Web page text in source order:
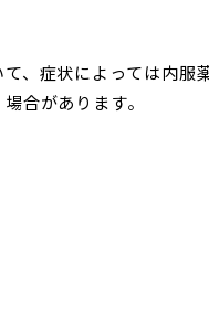
、症状によっては内服
合があります。